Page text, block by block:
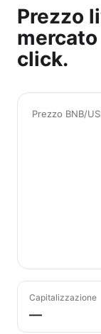
Prezzo
click.
Prezzo BNB/
Capitalizzazione
—